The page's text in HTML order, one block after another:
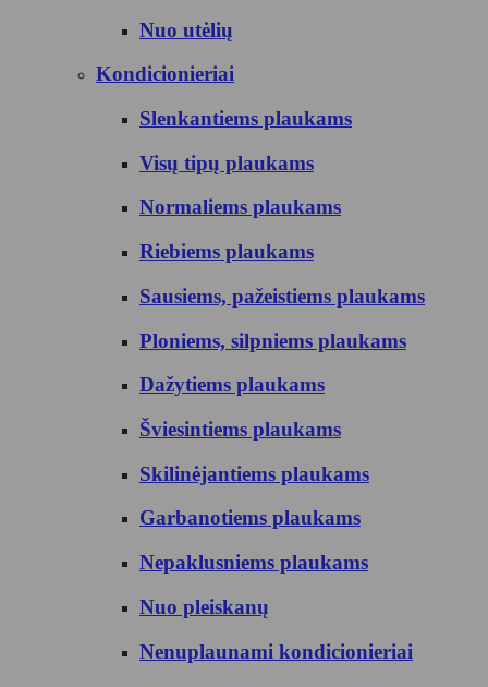
Nuo utėlių
Kondicionieriai
Slenkantiems plaukams
Visų tipų plaukams
Normaliems plaukams
Riebiems plaukams
Sausiems, pažeistiems plaukams
Ploniems, silpniems plaukams
Dažytiems plaukams
Šviesintiems plaukams
Skilinėjantiems plaukams
Garbanotiems plaukams
Nepaklusniems plaukams
Nuo pleiskanų
Nenuplaunami kondicionieriai